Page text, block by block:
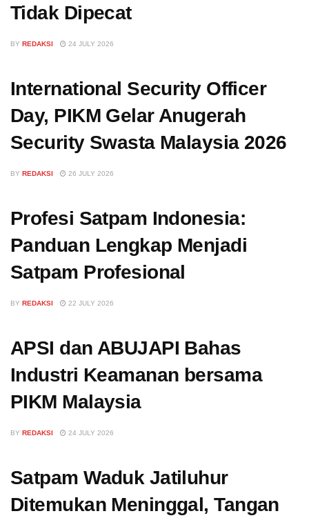
Tidak Dipecat
BY REDAKSI 24 JULY 2026
International Security Officer
Day, PIKM Gelar Anugerah
Security Swasta Malaysia 2026
BY REDAKSI 26 JULY 2026
Profesi Satpam Indonesia:
Panduan Lengkap Menjadi
Satpam Profesional
BY REDAKSI 22 JULY 2026
APSI dan ABUJAPI Bahas
Industri Keamanan bersama
PIKM Malaysia
BY REDAKSI 24 JULY 2026
Satpam Waduk Jatiluhur
Ditemukan Meninggal, Tangan